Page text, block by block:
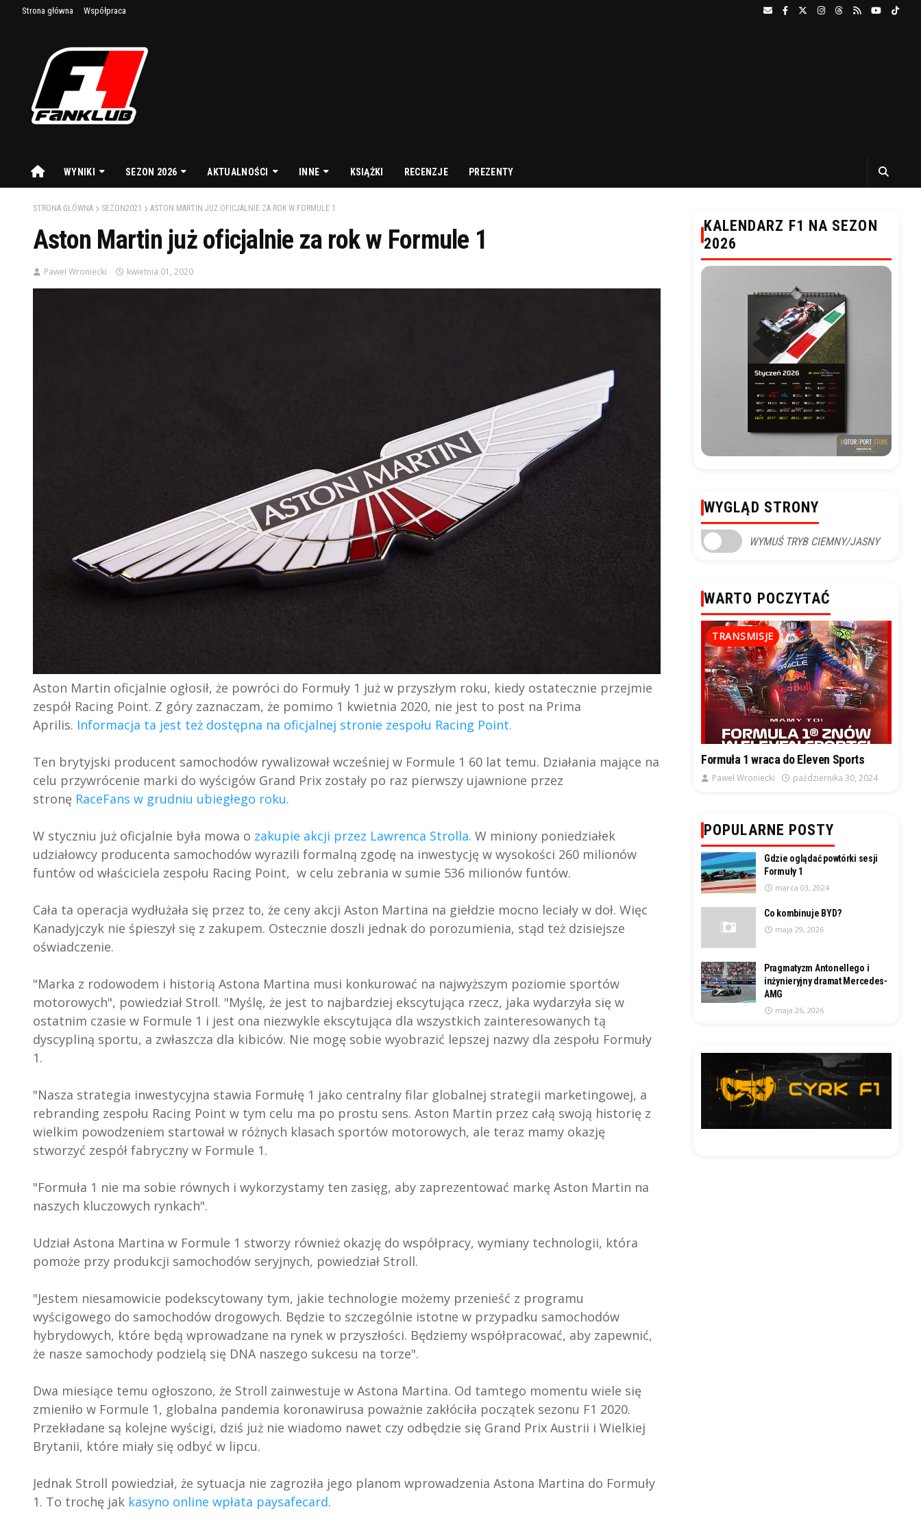
Strona główna Współpraca
WYNIKI SEZON 2026 AKTUALNOŚCI INNE KSIĄŻKI RECENZJE PREZENTY
STRONA GŁÓWNA SEZON2021 ASTON MARTIN JUŻ OFICJALNIE ZA ROK W FORMULE 1
Aston Martin już oficjalnie za rok w Formule 1
Paweł Wroniecki kwietnia 01, 2020
Aston Martin oficjalnie ogłosił, że powróci do Formuły 1 już w przyszłym roku, kiedy ostatecznie przejmie
zespół Racing Point. Z góry zaznaczam, że pomimo 1 kwietnia 2020, nie jest to post na Prima
Aprilis. Informacja ta jest też dostępna na oficjalnej stronie zespołu Racing Point.
Ten brytyjski producent samochodów rywalizował wcześniej w Formule 1 60 lat temu. Działania mające na
celu przywrócenie marki do wyścigów Grand Prix zostały po raz pierwszy ujawnione przez
stronę RaceFans w grudniu ubiegłego roku.
W styczniu już oficjalnie była mowa o zakupie akcji przez Lawrenca Strolla. W miniony poniedziałek
udziałowcy producenta samochodów wyrazili formalną zgodę na inwestycję w wysokości 260 milionów
funtów od właściciela zespołu Racing Point, w celu zebrania w sumie 536 milionów funtów.
Cała ta operacja wydłużała się przez to, że ceny akcji Aston Martina na giełdzie mocno leciały w doł. Więc
Kanadyjczyk nie śpieszył się z zakupem. Ostecznie doszli jednak do porozumienia, stąd też dzisiejsze
oświadczenie.
"Marka z rodowodem i historią Astona Martina musi konkurować na najwyższym poziomie sportów
motorowych", powiedział Stroll. "Myślę, że jest to najbardziej ekscytująca rzecz, jaka wydarzyła się w
ostatnim czasie w Formule 1 i jest ona niezwykle ekscytująca dla wszystkich zainteresowanych tą
dyscypliną sportu, a zwłaszcza dla kibiców. Nie mogę sobie wyobrazić lepszej nazwy dla zespołu Formuły
1.
"Nasza strategia inwestycyjna stawia Formułę 1 jako centralny filar globalnej strategii marketingowej, a
rebranding zespołu Racing Point w tym celu ma po prostu sens. Aston Martin przez całą swoją historię z
wielkim powodzeniem startował w różnych klasach sportów motorowych, ale teraz mamy okazję
stworzyć zespół fabryczny w Formule 1.
"Formuła 1 nie ma sobie równych i wykorzystamy ten zasięg, aby zaprezentować markę Aston Martin na
naszych kluczowych rynkach".
Udział Astona Martina w Formule 1 stworzy również okazję do współpracy, wymiany technologii, która
pomoże przy produkcji samochodów seryjnych, powiedział Stroll.
"Jestem niesamowicie podekscytowany tym, jakie technologie możemy przenieść z programu
wyścigowego do samochodów drogowych. Będzie to szczególnie istotne w przypadku samochodów
hybrydowych, które będą wprowadzane na rynek w przyszłości. Będziemy współpracować, aby zapewnić,
że nasze samochody podzielą się DNA naszego sukcesu na torze".
Dwa miesiące temu ogłoszono, że Stroll zainwestuje w Astona Martina. Od tamtego momentu wiele się
zmieniło w Formule 1, globalna pandemia koronawirusa poważnie zakłóciła początek sezonu F1 2020.
Przekładane są kolejne wyścigi, dziś już nie wiadomo nawet czy odbędzie się Grand Prix Austrii i Wielkiej
Brytanii, które miały się odbyć w lipcu.
Jednak Stroll powiedział, że sytuacja nie zagroziła jego planom wprowadzenia Astona Martina do Formuły
1. To trochę jak kasyno online wpłata paysafecard.
KALENDARZ F1 NA SEZON
2026
WYGLĄD STRONY
WYMUŚ TRYB CIEMNY/JASNY
WARTO POCZYTAĆ
TRANSMISJE
Formuła 1 wraca do Eleven Sports
Paweł Wroniecki października 30, 2024
POPULARNE POSTY
Gdzie oglądać powtórki sesji
Formuły 1
marca 03, 2024
Co kombinuje BYD?
maja 29, 2026
Pragmatyzm Antonellego i
inżynieryjny dramat Mercedes-
AMG
maja 26, 2026